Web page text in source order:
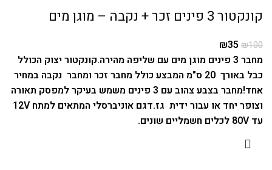
קונקטור 3 פינים זכר + נקבה – מוגן מים
₪100
₪35
מחבר 3 פינים מוגן מים עם שליפה מהירה.
קונקטור יצוק הכולל
כבל באורך 20 ס"מ המבצע כולל מחבר זכר ומחבר נקבה במחיר
אחד!
מחבר בצבע צהוב עם 3 פינים משמש בעיקר למפסק תאורה
וצופר יחד או עבור ידית גז.
דגם אוניברסלי המתאים למתח 12V
עד 80V לכלים חשמליים שונים.